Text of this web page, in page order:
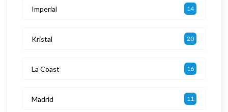
Imperial 14
Kristal 20
La Coast 16
Madrid 11